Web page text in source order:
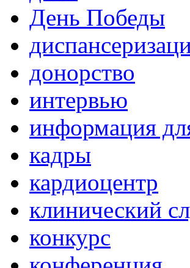
День Победы
донорство
интервью
информация
кадры
кардиоцентр
клинический
конкурс